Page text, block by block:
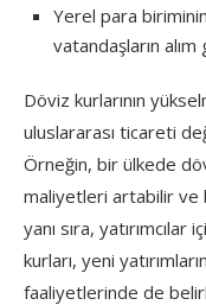
Yerel para
vatandaşların
Döviz kurlarının
uluslararası ticareti
Örneğin, bir ülkede
maliyetleri artabilir ve
yanı sıra,
kurları, yeni
faaliyetlerinde de